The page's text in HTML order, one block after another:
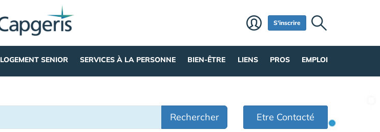
S'inscrire
LOGEMENT SENIOR SERVICES À LA PERSONNE BIEN-ÊTRE LIENS PROS EMPLOI
Rechercher Etre Contacté